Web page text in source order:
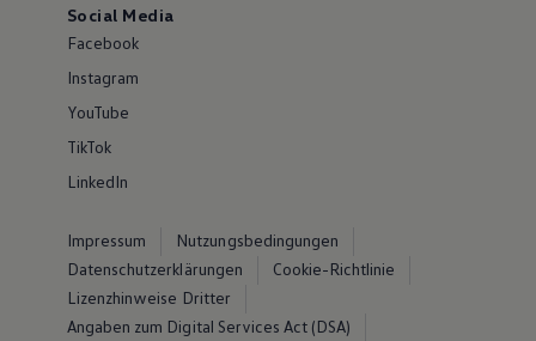
Social Media
Facebook
Instagram
YouTube
TikTok
LinkedIn
Impressum
Nutzungsbedingungen
Datenschutzerklärungen
Cookie-Richtlinie
Lizenzhinweise Dritter
Angaben zum Digital Services Act (DSA)